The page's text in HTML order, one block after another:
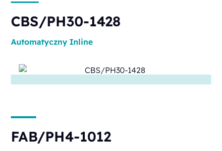
CBS/PH30-1428
Automatyczny Inline
FAB/PH4-1012